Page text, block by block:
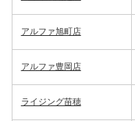
アルファ旭町店
アルファ豊岡店
ライジング苗穂